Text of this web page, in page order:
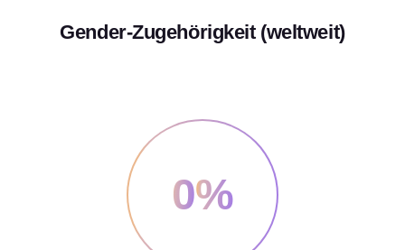
Gender-Zugehörigkeit (weltweit)
0%